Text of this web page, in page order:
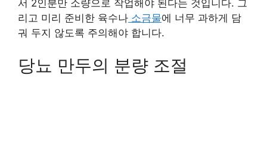
서 2인분만 소량으로 작업해야 된다는 것입니다. 그
리고 미리 준비한 육수나 소금물에 너무 과하게 담
궈 두지 않도록 주의해야 합니다.
당뇨 만두의 분량 조절